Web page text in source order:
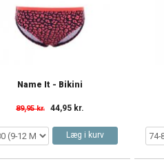
Name It - Bikini
89,95 kr. 44,95 kr.
Læg i kurv